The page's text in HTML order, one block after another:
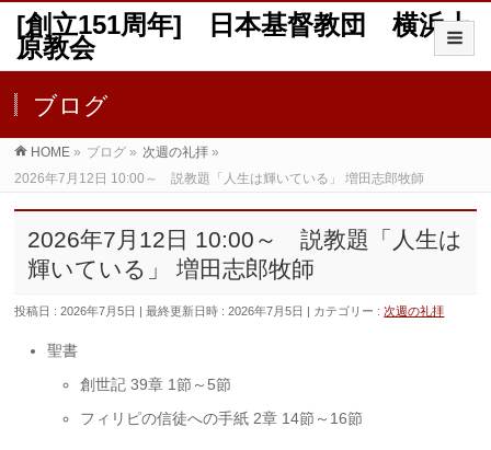
[創立151周年] 日本基督教団 横浜上
原教会
ブログ
HOME » ブログ » 次週の礼拝 »
2026年7月12日 10:00～ 説教題「人生は輝いている」 増田志郎牧師
2026年7月12日 10:00～ 説教題「人生は
輝いている」 増田志郎牧師
投稿日 : 2026年7月5日 最終更新日時 : 2026年7月5日 カテゴリー :次週の礼拝
聖書
創世記 39章 1節～5節
フィリピの信徒への手紙 2章 14節～16節